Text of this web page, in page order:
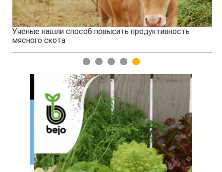
Ученые нашли способ повысить продуктивность
мясного скота
1 2 3 4 5